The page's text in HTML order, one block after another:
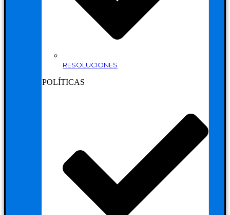
RESOLUCIONES
POLÍTICAS